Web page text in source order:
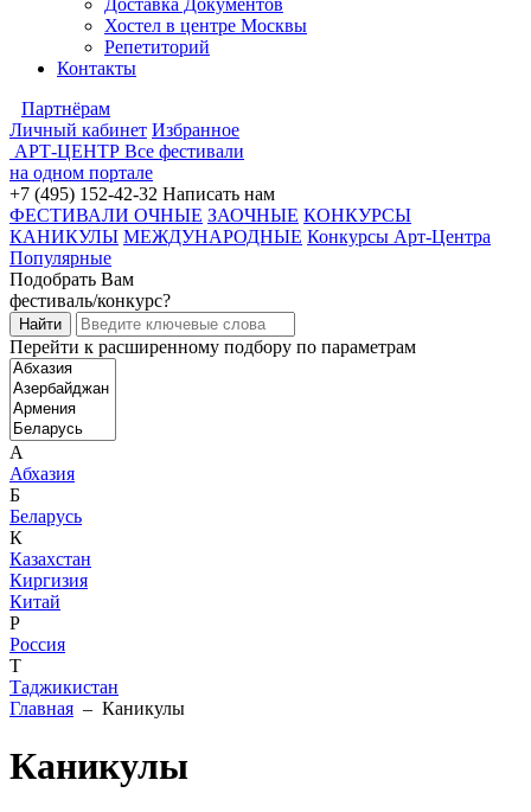
Доставка Документов
Хостел в центре Москвы
Репетиторий
Контакты
Партнёрам
Личный кабинет Избранное
АРТ-ЦЕНТР Все фестивали
на одном портале
+7 (495) 152-42-32 Написать нам
ФЕСТИВАЛИ ОЧНЫЕ ЗАОЧНЫЕ КОНКУРСЫ
КАНИКУЛЫ МЕЖДУНАРОДНЫЕ Конкурсы Арт-Центра
Популярные
Подобрать Вам
фестиваль/конкурс?
Перейти к расширенному подбору по параметрам
А
Абхазия
Б
Беларусь
К
Казахстан
Киргизия
Китай
Р
Россия
Т
Таджикистан
Главная – Каникулы
Каникулы